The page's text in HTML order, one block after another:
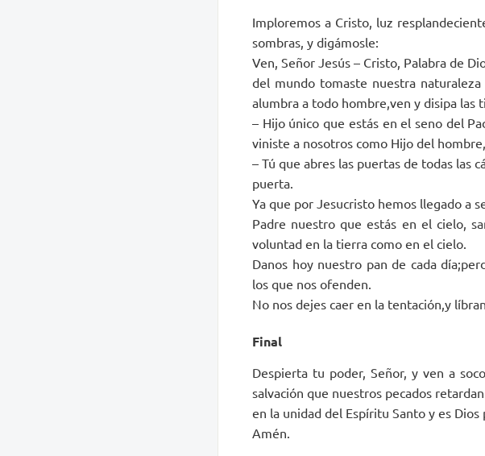
Imploremos a Cristo, luz
sombras, y digámosle:
Ven, Señor Jesús – Cristo, Palabra de
del mundo tomaste nuestra
alumbra a todo hombre,ven y disipa las
– Hijo único que estás en el seno del
viniste a nosotros como Hijo del
– Tú que abres las puertas de todas las
puerta.
Ya que por Jesucristo hemos llegado a
Padre nuestro que estás en el cielo,
voluntad en la tierra como en el cielo.
Danos hoy nuestro pan de cada
los que nos ofenden.
No nos dejes caer en la tentación,y
Final
Despierta tu poder, Señor, y ven a
salvación que nuestros pecados
en la unidad del Espíritu Santo y es Dios
Amén.